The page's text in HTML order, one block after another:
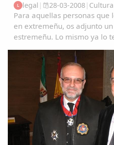
L legal | 28-03-2008| Cultura
Para aquellas personas que
en extremeñu, os adjunto
estremeñu. Lo mismo ya lo
navegando y me pareció muy
contareis que os parece.